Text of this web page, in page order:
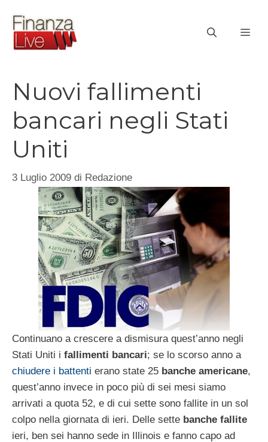
contenuto
Nuovi fallimenti
bancari negli Stati
Uniti
3 Luglio 2009 di Redazione
Continuano a crescere a dismisura quest’anno negli
Stati Uniti i fallimenti bancari; se lo scorso anno a
chiudere i battenti erano state 25 banche americane,
quest’anno invece in poco più di sei mesi siamo
arrivati a quota 52, e di cui sette sono fallite in un sol
colpo nella giornata di ieri. Delle sette banche fallite
ieri, ben sei hanno sede in Illinois e fanno capo ad